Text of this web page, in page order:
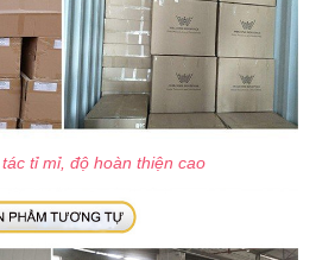
tỉ mỉ, độ hoàn thiện cao